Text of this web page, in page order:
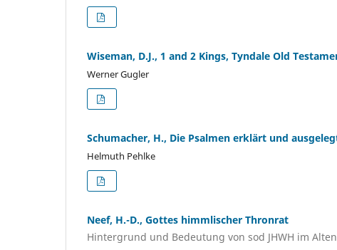
Wiseman, D.J., 1 and 2 Kings, Tyndale Old
Werner Gugler
Schumacher, H., Die Psalmen erklärt und
Helmuth Pehlke
Neef, H.-D., Gottes himmlischer Thronrat
Hintergrund und Bedeutung von sod JHWH im